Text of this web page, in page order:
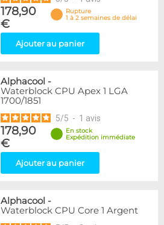
178,90
€
Rupture
1 à 2 semaines de délai
Ajouter au panier
Alphacool -
Waterblock CPU Apex 1 LGA
1700/1851
5/5 - 1 avis
178,90
€
En stock
Expédition immédiate
Ajouter au panier
Alphacool -
Waterblock CPU Core 1 Argent